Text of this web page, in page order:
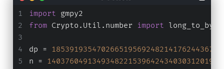
import gmpy2
from Crypto.Util.number import
dp =
n =